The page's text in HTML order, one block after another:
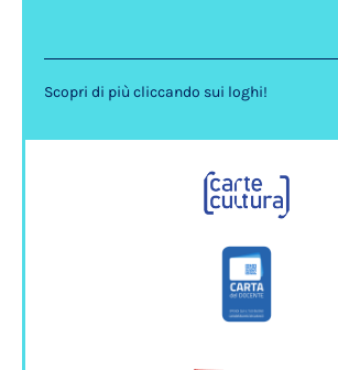
Scopri di più cliccando sui loghi!